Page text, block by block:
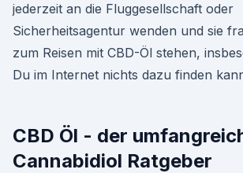
jederzeit an die Fluggesellschaft oder
Sicherheitsagentur wenden und sie
zum Reisen mit CBD-Öl stehen,
Du im Internet nichts dazu finden
CBD Öl - der
Cannabidiol Ratgeber